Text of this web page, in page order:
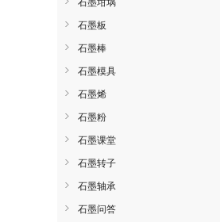
石墨坩埚
石墨板
石墨棒
石墨模具
石墨烯
石墨粉
石墨课堂
石墨转子
石墨轴承
石墨问答